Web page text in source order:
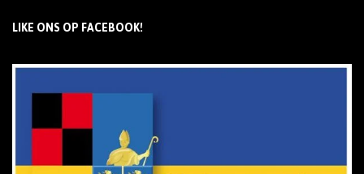
LIKE ONS OP FACEBOOK!